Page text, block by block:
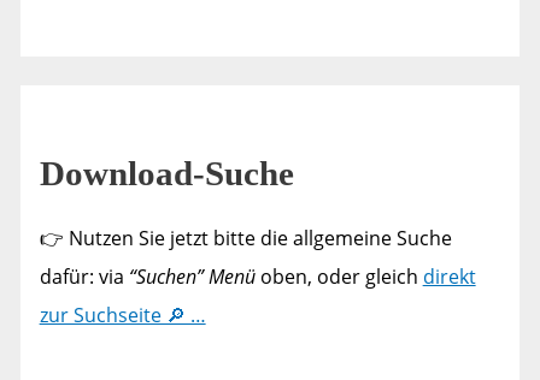
Download-Suche
👉 Nutzen Sie jetzt bitte die allgemeine Suche
dafür: via “Suchen” Menüoben, oder gleich direkt
zur Suchseite 🔎 …